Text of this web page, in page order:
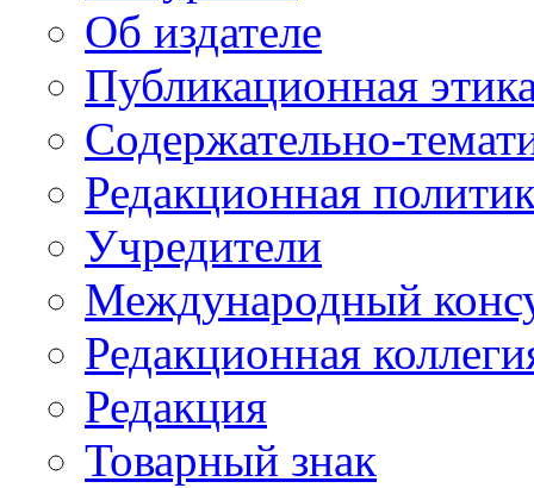
Об издателе
Публикационная
Содержательно-
Редакционная
Учредители
Международный
Редакционная
Редакция
Товарный знак